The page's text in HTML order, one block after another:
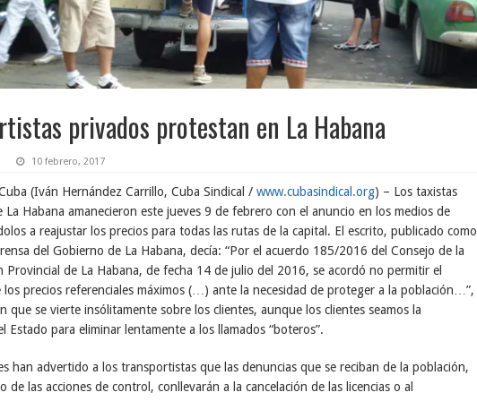
privados protestan en La Habana
10 febrero, 2017
(Iván Hernández Carrillo, Cuba Sindical / www.cubasindical.org) – Los taxistas
La Habana amanecieron este jueves 9 de febrero con el anuncio en los medios de
a reajustar los precios para todas las rutas de la capital. El escrito, publicado como
del Gobierno de La Habana, decía: “Por el acuerdo 185/2016 del Consejo de la
Provincial de La Habana, de fecha 14 de julio del 2016, se acordó no permitir el
los precios referenciales máximos (…) ante la necesidad de proteger a la población…”,
que se vierte insólitamente sobre los clientes, aunque los clientes seamos la
Estado para eliminar lentamente a los llamados “boteros”.
han advertido a los transportistas que las denuncias que se reciban de la población,
de las acciones de control, conllevarán a la cancelación de las licencias o al